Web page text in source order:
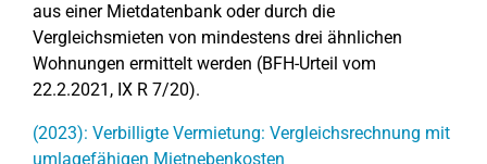
aus einer Mietdatenbank oder durch die
Vergleichsmieten von mindestens drei ähnlichen
Wohnungen ermittelt werden (BFH-Urteil vom
22.2.2021, IX R 7/20).
(2023): Verbilligte Vermietung: Vergleichsrechnung mit
umlagefähigen Mietnebenkosten